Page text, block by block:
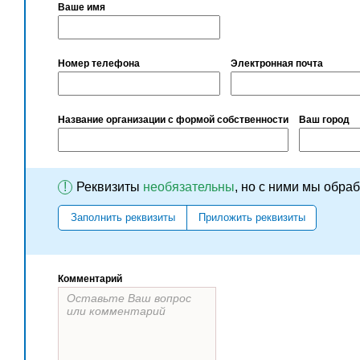
Ваше имя
Номер телефона Электронная почта
Название организации с формой собственности Ваш город
! Реквизиты необязательны, но с ними мы
Заполнить реквизиты Приложить реквизиты
Комментарий